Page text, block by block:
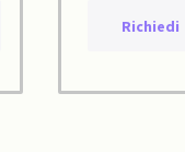
Richiedi